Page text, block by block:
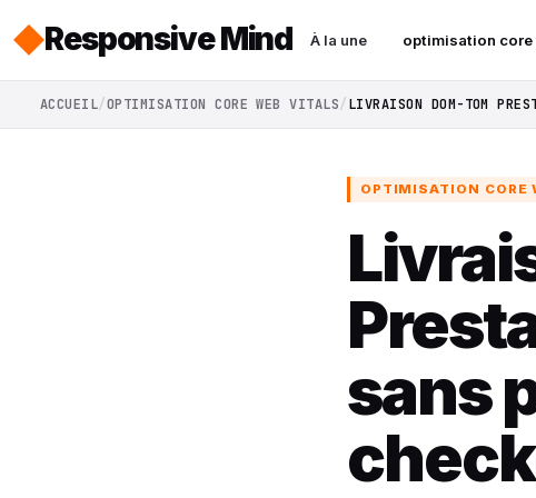
Responsive Mind À la une optimisation core
ACCUEIL OPTIMISATION CORE WEB VITALS LIVRAISON DOM-TOM
OPTIMISATION CORE
sans